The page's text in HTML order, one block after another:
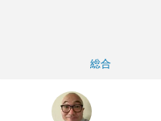
総合